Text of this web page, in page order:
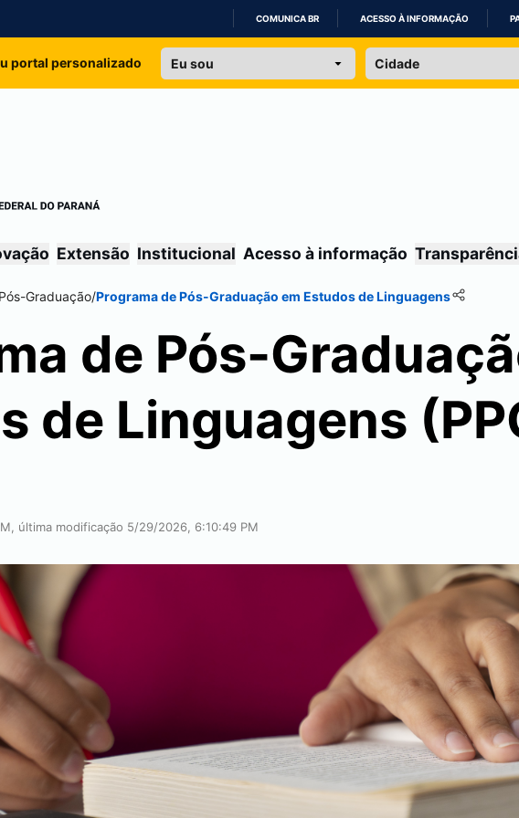
IR
COMUNICA BR ACESSO À INFORMAÇÃO
portal personalizado
Extensão Institucional Acesso à informação
Graduação/Programa de Pós-Graduação em Estudos de Linguagens
de Pós-
de Linguagens
última modificação 5/29/2026, 6:10:49 PM